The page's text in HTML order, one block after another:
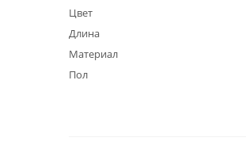
Цвет
Длина
Материал
Пол